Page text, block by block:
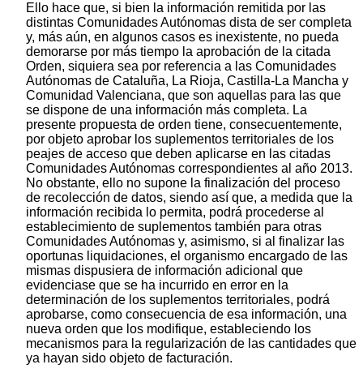
Ello hace que, si bien la información remitida por las
distintas Comunidades Autónomas dista de ser completa
y, más aún, en algunos casos es inexistente, no pueda
demorarse por más tiempo la aprobación de la citada
Orden, siquiera sea por referencia a las Comunidades
Autónomas de Cataluña, La Rioja, Castilla-La Mancha y
Comunidad Valenciana, que son aquellas para las que
se dispone de una información más completa. La
presente propuesta de orden tiene, consecuentemente,
por objeto aprobar los suplementos territoriales de los
peajes de acceso que deben aplicarse en las citadas
Comunidades Autónomas correspondientes al año 2013.
No obstante, ello no supone la finalización del proceso
de recolección de datos, siendo así que, a medida que la
información recibida lo permita, podrá procederse al
establecimiento de suplementos también para otras
Comunidades Autónomas y, asimismo, si al finalizar las
oportunas liquidaciones, el organismo encargado de las
mismas dispusiera de información adicional que
evidenciase que se ha incurrido en error en la
determinación de los suplementos territoriales, podrá
aprobarse, como consecuencia de esa información, una
nueva orden que los modifique, estableciendo los
mecanismos para la regularización de las cantidades que
ya hayan sido objeto de facturación.